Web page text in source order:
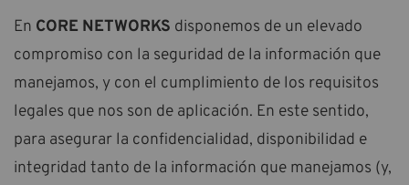
En CORE NETWORKS disponemos de un elevado
compromiso con la seguridad de la información que
manejamos, y con el cumplimiento de los requisitos
legales que nos son de aplicación. En este sentido,
para asegurar la confidencialidad, disponibilidad e
integridad tanto de la información que manejamos (y,